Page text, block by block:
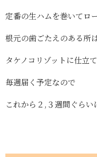
定番の生ハムを巻いてロ
根元の歯ごたえのある所
タケノコリゾットに仕立て
毎週届く予定なので
これから２,３週間ぐらい